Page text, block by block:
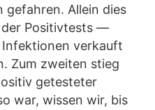
gefahren. Allein dies
der Positivtests —
verkauft
Zum zweiten stieg
getesteter
war, wissen wir, bis